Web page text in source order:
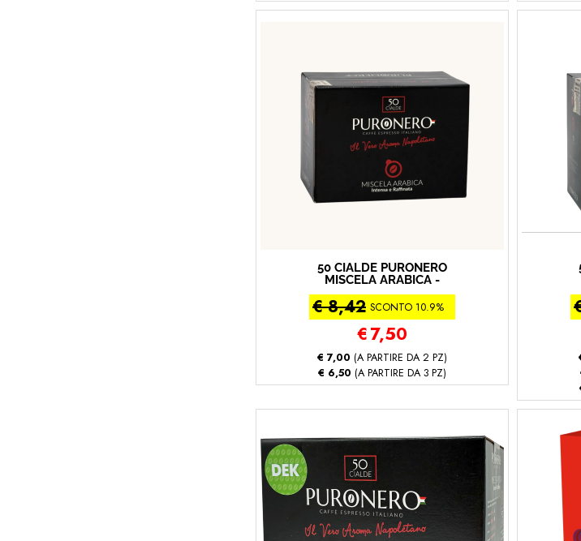
50 CIALDE PURONERO
MISCELA ARABICA -
CREMA ORO (50 -
Miscela Crema Oro)
€ 8,42 SCONTO 10.9%
€7,50
€ 7,00 (A PARTIRE DA 2 PZ)
€ 6,50 (A PARTIRE DA 3 PZ)